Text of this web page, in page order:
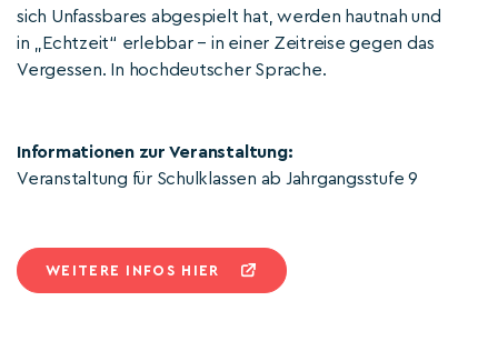
sich Unfassbares abgespielt hat, werden hautnah und
in „Echtzeit“ erlebbar – in einer Zeitreise gegen das
Vergessen. In hochdeutscher Sprache.
Informationen zur Veranstaltung:
Veranstaltung für Schulklassen ab Jahrgangsstufe 9
WEITERE INFOS HIER